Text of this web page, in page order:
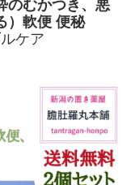
のむかつき、悪
）軟便 便秘
ケア